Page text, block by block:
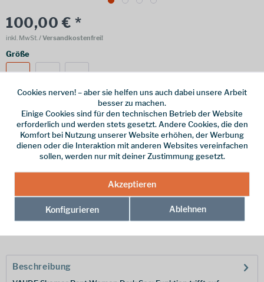
100,00 € *
inkl. MwSt./ Versandkostenfrei!
Größe
Online bestellen Ladenabholung
vorrätig | Lieferzeit 1-3 Werktage
In denWarenkorb
Beschreibung
Cookies nerven! – aber sie helfen uns auch dabei unsere Arbeit
besser zu machen.
Einige Cookies sind für den technischen Betrieb der Website
erforderlich und werden stets gesetzt. Andere Cookies, die den
Komfort bei Nutzung unserer Website erhöhen, der Werbung
dienen oder die Interaktion mit anderen Websites vereinfachen
sollen, werden nur mit deiner Zustimmung gesetzt.
Akzeptieren
Konfigurieren Ablehnen